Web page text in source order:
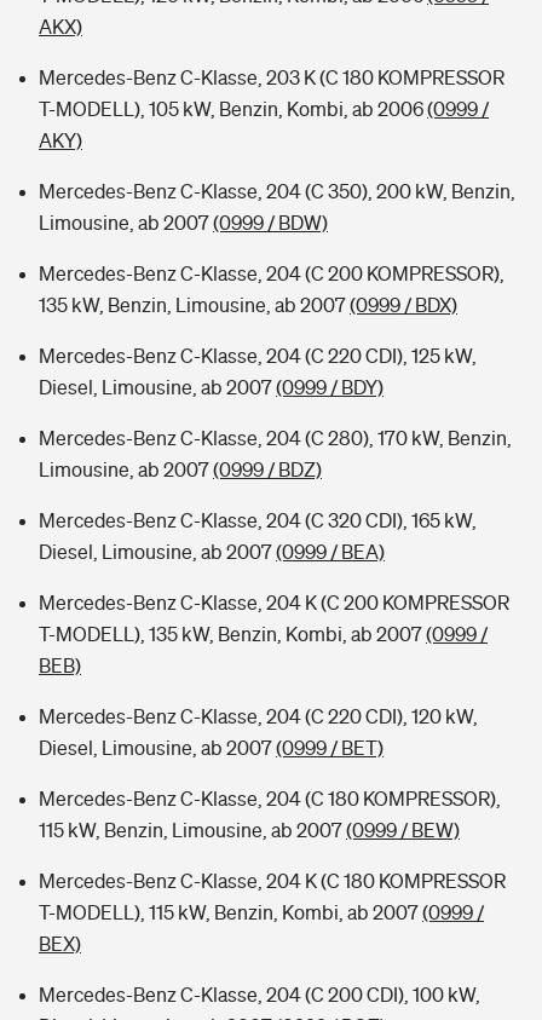
AKX)
Mercedes-Benz C-Klasse, 203 K (C 180 KOMPRESSOR
T-MODELL), 105 kW, Benzin, Kombi, ab 2006(0999 /
AKY)
Mercedes-Benz C-Klasse, 204 (C 350), 200 kW, Benzin,
Limousine, ab 2007(0999 / BDW)
Mercedes-Benz C-Klasse, 204 (C 200 KOMPRESSOR),
135 kW, Benzin, Limousine, ab 2007(0999 / BDX)
Mercedes-Benz C-Klasse, 204 (C 220 CDI), 125 kW,
Diesel, Limousine, ab 2007(0999 / BDY)
Mercedes-Benz C-Klasse, 204 (C 280), 170 kW, Benzin,
Limousine, ab 2007(0999 / BDZ)
Mercedes-Benz C-Klasse, 204 (C 320 CDI), 165 kW,
Diesel, Limousine, ab 2007(0999 / BEA)
Mercedes-Benz C-Klasse, 204 K (C 200 KOMPRESSOR
T-MODELL), 135 kW, Benzin, Kombi, ab 2007(0999 /
BEB)
Mercedes-Benz C-Klasse, 204 (C 220 CDI), 120 kW,
Diesel, Limousine, ab 2007(0999 / BET)
Mercedes-Benz C-Klasse, 204 (C 180 KOMPRESSOR),
115 kW, Benzin, Limousine, ab 2007(0999 / BEW)
Mercedes-Benz C-Klasse, 204 K (C 180 KOMPRESSOR
T-MODELL), 115 kW, Benzin, Kombi, ab 2007(0999 /
BEX)
Mercedes-Benz C-Klasse, 204 (C 200 CDI), 100 kW,